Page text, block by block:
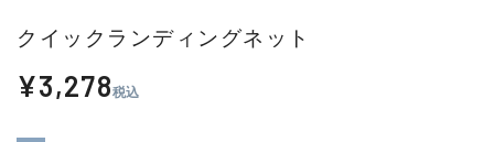
クイックランディングネット
¥3,278税込